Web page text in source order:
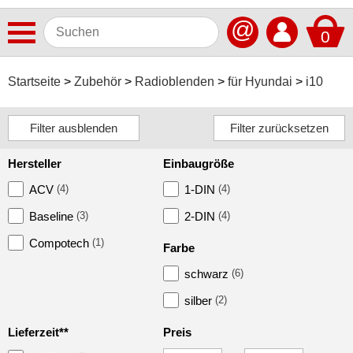
0
@
Startseite Zubehör Radioblenden für Hyundai i10
Autoradios
Dashcams
Elektromobilität
Freisprechanlagen
Navigationssysteme
Hersteller
ACV (4)
Baseline (3)
Compotech (1)
Einbaugröße
1-DIN (4)
2-DIN (4)
Farbe
schwarz (6)
silber (2)
Lieferzeit**
Preis